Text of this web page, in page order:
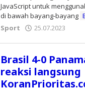
JavaScript untuk
di bawah bayang-bayang
Sport
25.07.2023
Brasil 4-0
reaksi langsung